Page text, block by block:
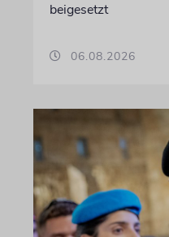
beigesetzt
06.08.2026